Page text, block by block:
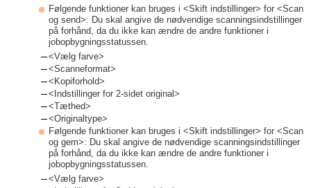
Følgende funktioner kan bruges i <Skift indstillinger> for <Scan
og send>: Du skal angive de nødvendige scanningsindstillinger
på forhånd, da du ikke kan ændre de andre funktioner i
jobopbygningsstatussen.
<Vælg farve>
<Scanneformat>
<Kopiforhold>
<Indstillinger for 2-sidet original>
<Tæthed>
<Originaltype>
Følgende funktioner kan bruges i <Skift indstillinger> for <Scan
og gem>: Du skal angive de nødvendige scanningsindstillinger
på forhånd, da du ikke kan ændre de andre funktioner i
jobopbygningsstatussen.
<Vælg farve>